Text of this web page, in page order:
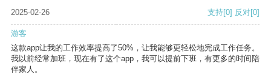
2025-02-26 支持[0] 反对[0]
游客
这款app让我的工作效率提高了50%，让我能够更轻松地完成工作任务。
我以前经常加班，现在有了这个app，我可以提前下班，有更多的时间陪
伴家人。